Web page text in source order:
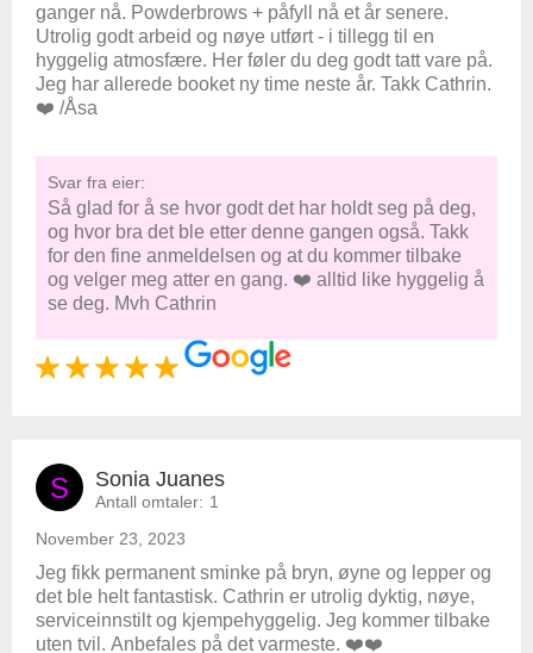
ganger nå. Powderbrows + påfyll nå et år senere.
Utrolig godt arbeid og nøye utført - i tillegg til en
hyggelig atmosfære. Her føler du deg godt tatt vare på.
Jeg har allerede booket ny time neste år. Takk Cathrin.
❤️ /Åsa
Svar fra eier:
Så glad for å se hvor godt det har holdt seg på deg,
og hvor bra det ble etter denne gangen også. Takk
for den fine anmeldelsen og at du kommer tilbake
og velger meg atter en gang. ❤️ alltid like hyggelig å
se deg. Mvh Cathrin
S Sonia Juanes
Antall omtaler: 1
November 23, 2023
Jeg fikk permanent sminke på bryn, øyne og lepper og
det ble helt fantastisk. Cathrin er utrolig dyktig, nøye,
serviceinnstilt og kjempehyggelig. Jeg kommer tilbake
uten tvil. Anbefales på det varmeste. ❤️❤️